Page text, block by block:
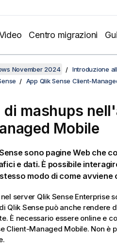
Centro migrazioni
November 2024
Introduzione
App Qlik Sense Client-
mashups
Mobile
sono pagine Web che
e dati. È possibile
modo di come avviene
server Qlik Sense Enterprise
Qlik Sensepuò anche rendere
È necessario essere online e
Client-Managed Mobile. Non è